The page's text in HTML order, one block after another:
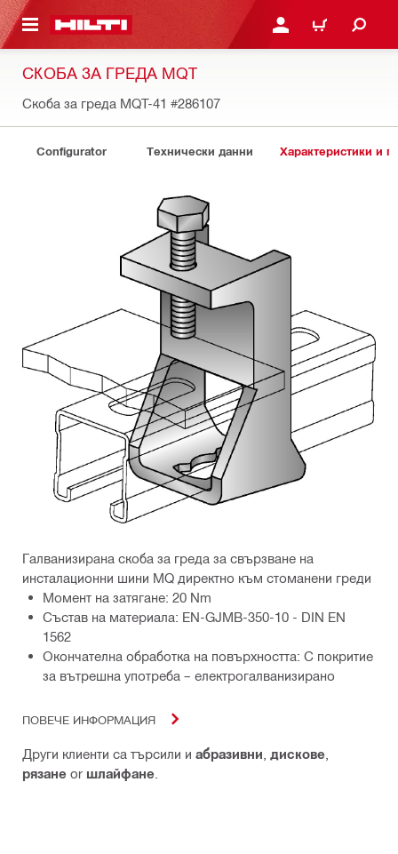
СЪДЪРЖАНИЕ ВЛЕЗ ИЛИ СЕ
КОЛИЧКА
СКОБА ЗА ГРЕДА MQT
Скоба за греда MQT-41 #286107
Configurator Технически данни Характеристики и
Галванизирана скоба за греда за свързване на
инсталационни шини MQ директно към стоманени греди
Момент на затягане: 20 Nm
Състав на материала: EN-GJMB-350-10 - DIN EN
1562
Окончателна обработка на повърхността: С покритие
за вътрешна употреба – електрогалванизирано
ПОВЕЧЕ ИНФОРМАЦИЯ
Други клиенти са търсили и абразивни дискове
рязане or шлайфане